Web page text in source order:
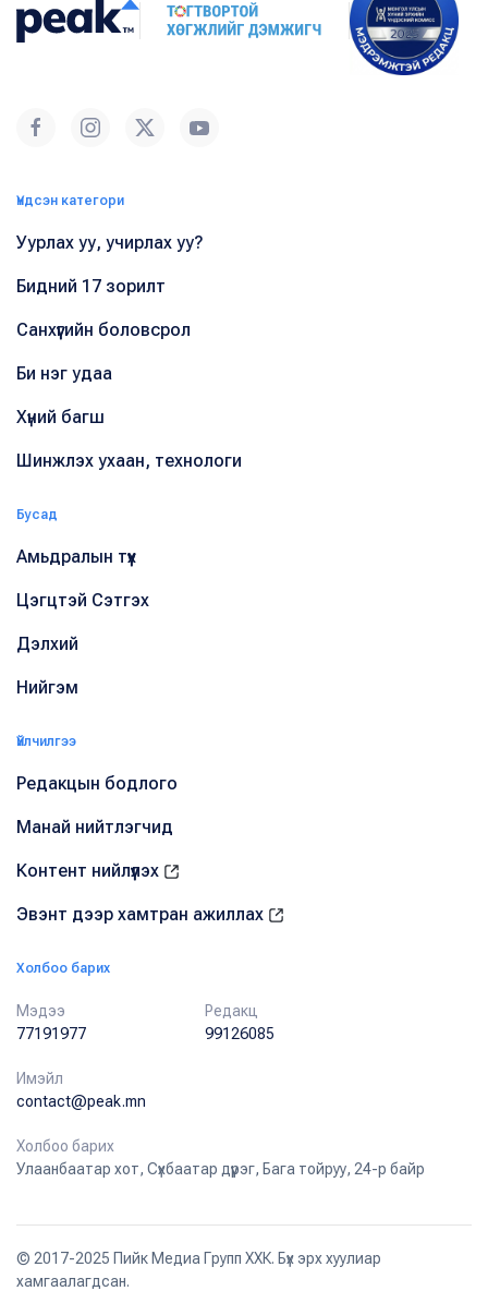
Үндсэн категори
Уурлах уу, учирлах уу?
Бидний 17 зорилт
Санхүүгийн боловсрол
Би нэг удаа
Хүний багш
Шинжлэх ухаан, технологи
Бусад
Амьдралын түүх
Цэгцтэй Сэтгэх
Дэлхий
Нийгэм
Үйлчилгээ
Редакцын бодлого
Манай нийтлэгчид
Контент нийлүүлэх
Эвэнт дээр хамтран ажиллах
Холбоо барих
Мэдээ
77191977
Редакц
99126085
Имэйл
contact@peak.mn
Холбоо барих
Улаанбаатар хот, Сүхбаатар дүүрэг, Бага тойруу, 24-р байр
© 2017-2025 Пийк Медиа Групп ХХК. Бүх эрх хуулиар
хамгаалагдсан.